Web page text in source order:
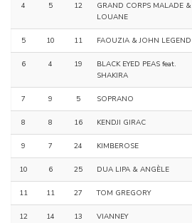
4 5 12
GRAND CORPS MALADE &
LOUANE
5 10 11 FAOUZIA & JOHN LEGEND
6 4 19
BLACK EYED PEAS feat.
SHAKIRA
7 9 5 SOPRANO
8 8 16 KENDJI GIRAC
9 7 24 KIMBEROSE
10 6 25 DUA LIPA & ANGÈLE
11 11 27 TOM GREGORY
12 14 13 VIANNEY